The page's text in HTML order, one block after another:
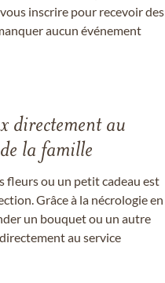
inscrire pour recevoir des
aucun événement
directement au
la famille
fleurs ou un petit cadeau est
Grâce à la nécrologie en
un bouquet ou un autre
au service